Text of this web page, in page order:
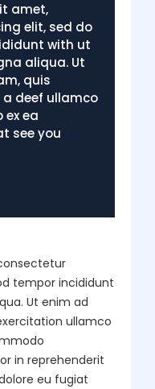
amet,
elit, sed do
with ut
aliqua. Ut
quis
deef ullamco
ea
see you
tempor incididunt
Ut enim ad
ullamco
in reprehenderit
eu fugiat